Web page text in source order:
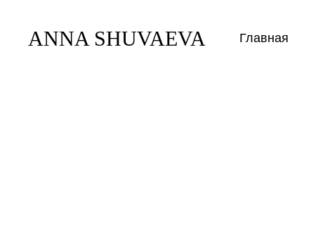
ANNA SHUVAEVA Главная